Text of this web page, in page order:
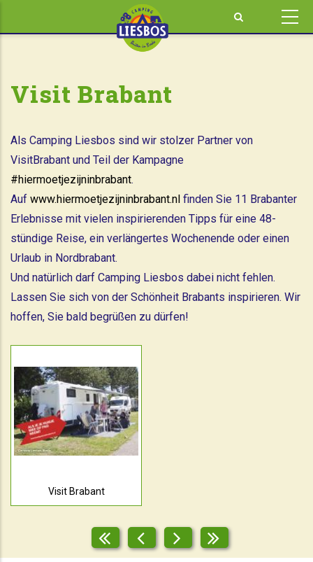
Visit Brabant
Als Camping Liesbos sind wir stolzer Partner von
VisitBrabant und Teil der Kampagne
#hiermoetjezijninbrabant.
Auf www.hiermoetjezijninbrabant.nl finden Sie 11 Brabanter
Erlebnisse mit vielen inspirierenden Tipps für eine 48-
stündige Reise, ein verlängertes Wochenende oder einen
Urlaub in Nordbrabant.
Und natürlich darf Camping Liesbos dabei nicht fehlen.
Lassen Sie sich von der Schönheit Brabants inspirieren. Wir
hoffen, Sie bald begrüßen zu dürfen!
Visit Brabant